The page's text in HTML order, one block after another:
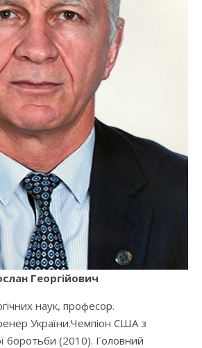
Георгійович
наук, професор.
України.Чемпіон США з
боротьби (2010). Головний